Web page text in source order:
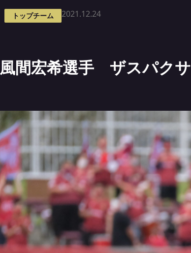
トップチーム 2021.12.24
風間宏希選手 ザスパク